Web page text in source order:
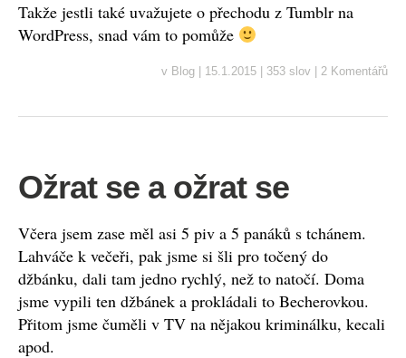
Takže jestli také uvažujete o přechodu z Tumblr na
WordPress, snad vám to pomůže
v Blog 15.1.2015 353 slov 2 Komentářů
Ožrat se a ožrat se
Včera jsem zase měl asi 5 piv a 5 panáků s tchánem.
Lahváče k večeři, pak jsme si šli pro točený do
džbánku, dali tam jedno rychlý, než to natočí. Doma
jsme vypili ten džbánek a prokládali to Becherovkou.
Přitom jsme čuměli v TV na nějakou kriminálku, kecali
apod.